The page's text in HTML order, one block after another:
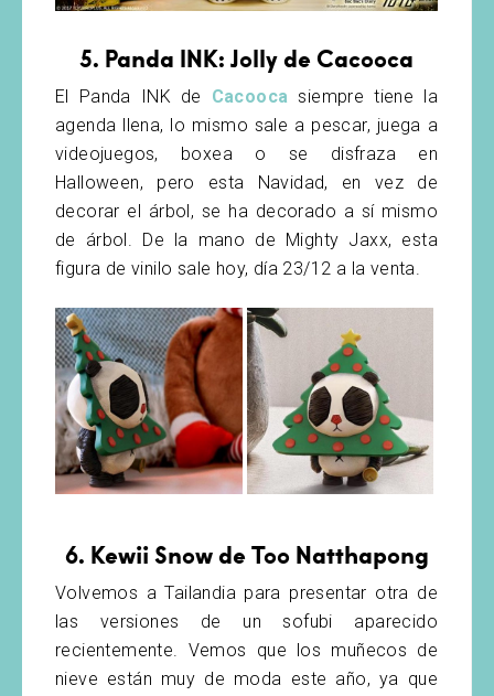
5. Panda INK: Jolly de Cacooca
El Panda INK de Cacooca siempre tiene la
agenda llena, lo mismo sale a pescar, juega a
videojuegos, boxea o se disfraza en
Halloween, pero esta Navidad, en vez de
decorar el árbol, se ha decorado a sí mismo
de árbol. De la mano de Mighty Jaxx, esta
figura de vinilo sale hoy, día 23/12 a la venta.
6. Kewii Snow de Too Natthapong
Volvemos a Tailandia para presentar otra de
las versiones de un sofubi aparecido
recientemente. Vemos que los muñecos de
nieve están muy de moda este año, ya que